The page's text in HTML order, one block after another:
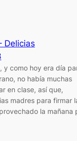
Delicias
y como hoy era día
no había muchas
en clase, así que,
madres para firmar
la mañana